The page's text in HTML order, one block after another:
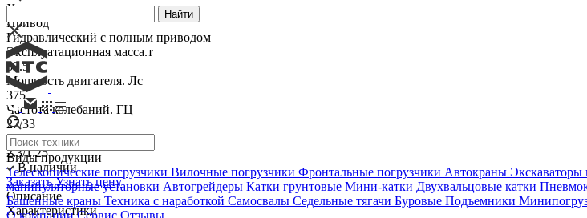
Найти
Виды продукции
Телескопические погрузчики Вилочные погрузчики Фронтальные погрузчики Автокраны Экскаваторы
манипуляторные установки Автогрейдеры Катки грунтовые Мини-катки Двухвальцовые катки
Башенные краны Техника с наработкой Самосвалы Седельные тягачи Буровые Подъемники
О компании Сервис Отзывы
Характеристики
Привод
Гидравлический с полным приводом
Эксплуатационная масса.т
33.5
Мощность двигателя. Лс
375
Частота колебаний. ГЦ
27/33
Амплитуда (Выс низ)
2.3/1.25
В наличии
ЗаказатьУзнать цену
Описание
Характеристики